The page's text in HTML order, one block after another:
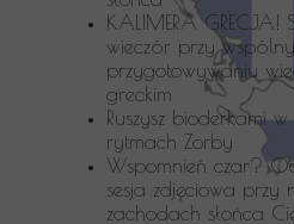
KALIMERA GRECJA!
wieczór przy
przygotowywaniu
greckim
Ruszysz bioderkami
rytmach Zorby
Wspomnień czar?
sesja zdjęciowa przy
zachodach słońca